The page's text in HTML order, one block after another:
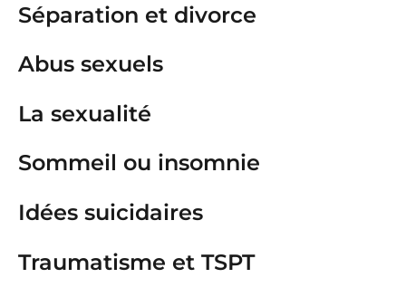
Séparation et divorce
Abus sexuels
La sexualité
Sommeil ou insomnie
Idées suicidaires
Traumatisme et TSPT